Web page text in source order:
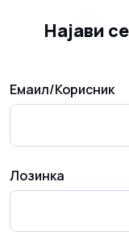
Најави
Емаил/Корисник
Лозинка